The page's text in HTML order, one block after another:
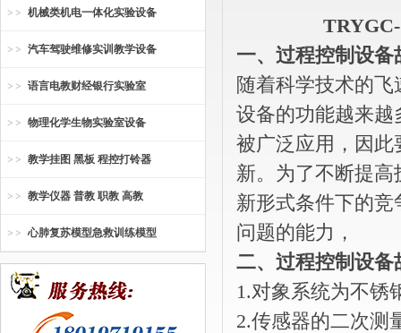
机械类机电一体化实验设备
汽车驾驶维修实训教学设备
语言电教财经银行实验室
物理化学生物实验室设备
教学挂图 黑板 程控打铃器
教学仪器 普教 职教 高教
心肺复苏模型急救训练模型
一、过程控制设
随着科学技术的
设备的功能越来
被广泛应用，因
新。为了不断提
新形式条件下的
问题的能力，
二、过程控制设
1.对象系统为不锈
2.传感器的二次测